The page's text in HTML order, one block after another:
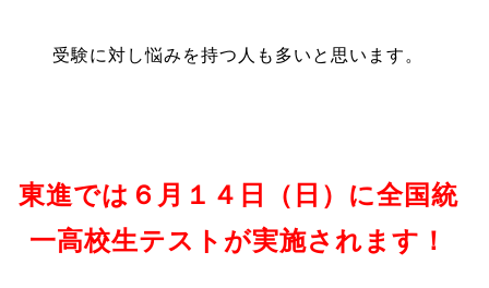
受験に対し悩みを持つ人も多いと思います。
東進では６月１４日（日）に全国統
一高校生テストが実施されます！